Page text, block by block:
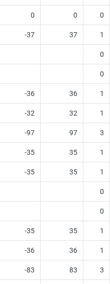
0 0 0
-37 37 1
0
0
-36 36 1
-32 32 1
-97 97 3
-35 35 1
-35 35 1
0
0
-35 35 1
-36 36 1
-83 83 3